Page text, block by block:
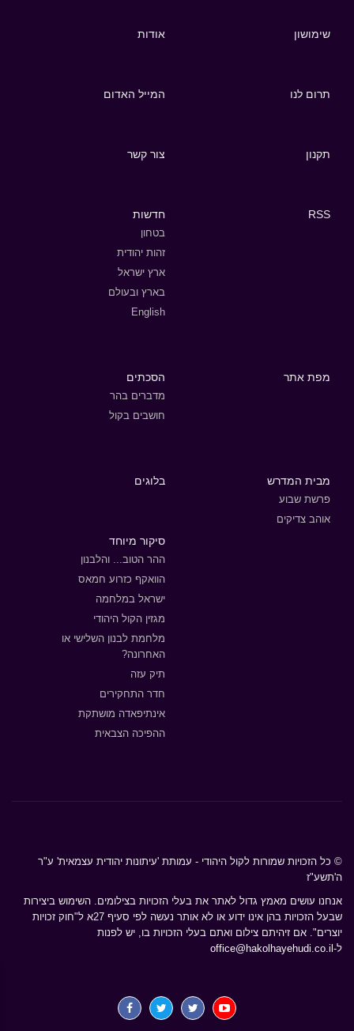
שימושון אודות
תרום לנו המייל האדום
תקנון צור קשר
RSS חדשות
בטחון
זהות יהודית
ארץ ישראל
בארץ ובעולם
English
מפת אתר הסכתים
מדברים בהר
חושבים בקול
מבית המדרש
פרשת שבוע
אוהב צדיקים
בלוגים
סיקור מיוחד
ההר הטוב... והלבנון
הוואקף כזרוע חמאס
ישראל במלחמה
מגזין הקול היהודי
מלחמת לבנון השלישי או
האחרונה?
תיק עזה
חדר התחקירים
אינתיפאדה מושתקת
ההפיכה הצבאית
© כל הזכויות שמורות לקול היהודי - עמותת 'עיתונות יהודית עצמאית' ע"ר
ה'תשע"ז
אנחנו עושים מאמץ גדול לאתר את בעלי הזכויות בצילומים. השימוש ביצירות
שבעל הזכויות בהן אינו ידוע או לא אותר נעשה לפי סעיף 27א ל"חוק זכויות
יוצרים". אם זיהיתם צילום ואתם בעלי הזכויות בו, יש לפנות
ל- office@hakolhayehudi.co.il